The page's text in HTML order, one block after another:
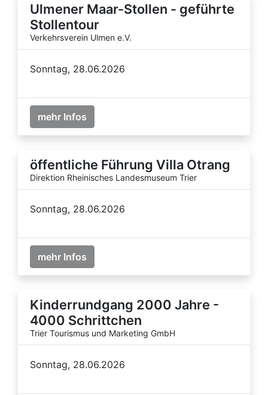
Ulmener Maar-Stollen - geführte
Stollentour
Verkehrsverein Ulmen e.V.
Sonntag, 28.06.2026
mehr Infos
öffentliche Führung Villa Otrang
Direktion Rheinisches Landesmuseum Trier
Sonntag, 28.06.2026
mehr Infos
Kinderrundgang 2000 Jahre -
4000 Schrittchen
Trier Tourismus und Marketing GmbH
Sonntag, 28.06.2026